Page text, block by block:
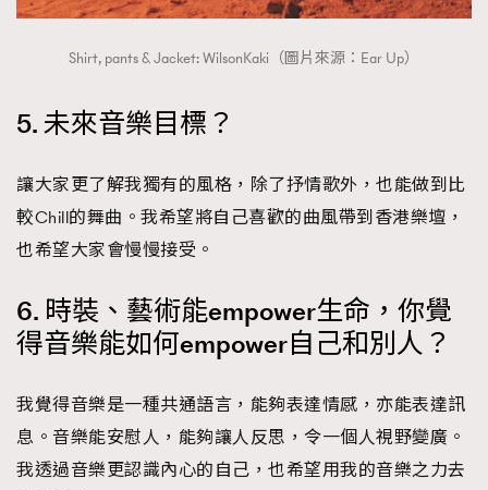
Shirt, pants & Jacket: WilsonKaki（圖片來源：Ear Up）
5. 未來音樂目標？
讓大家更了解我獨有的風格，除了抒情歌外，也能做到比
較Chill的舞曲。我希望將自己喜歡的曲風帶到香港樂壇，
也希望大家會慢慢接受。
6. 時裝、藝術能empower生命，你覺
得音樂能如何empower自己和別人？
我覺得音樂是一種共通語言，能夠表達情感，亦能表達訊
息。音樂能安慰人，能夠讓人反思，令一個人視野變廣。
我透過音樂更認識內心的自己，也希望用我的音樂之力去